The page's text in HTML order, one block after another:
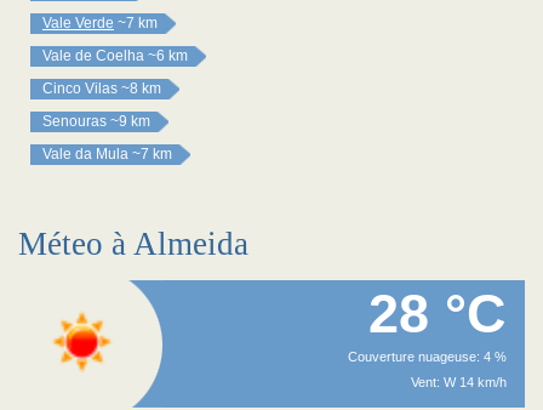
Vale Verde ~7 km
Vale de Coelha ~6 km
Cinco Vilas ~8 km
Senouras ~9 km
Vale da Mula ~7 km
Méteo à Almeida
28 °C
Couverture nuageuse: 4 %
Vent: W 14 km/h